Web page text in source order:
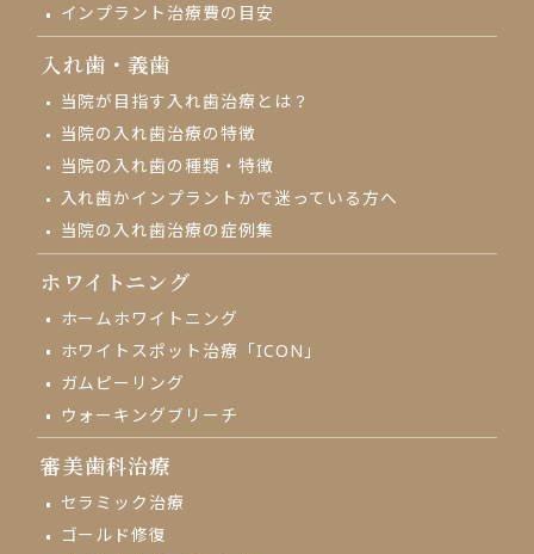
インプラント治療費の目安
入れ歯・義歯
当院が目指す入れ歯治療とは？
当院の入れ歯治療の特徴
当院の入れ歯の種類・特徴
入れ歯かインプラントかで迷っている方へ
当院の入れ歯治療の症例集
ホワイトニング
ホームホワイトニング
ホワイトスポット治療「ICON」
ガムピーリング
ウォーキングブリーチ
審美歯科治療
セラミック治療
ゴールド修復